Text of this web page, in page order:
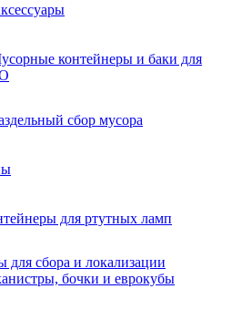
контейнеры и баки для
сбор мусора
для ртутных ламп
для сбора и локализации
бочки и еврокубы